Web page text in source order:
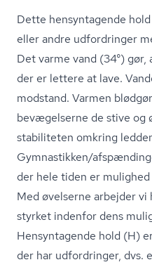
Dette hensyntagende
eller andre udfordringer
Det varme vand (34°)
der er lettere at lave.
modstand. Varmen
bevægelserne de stive og
stabiliteten omkring
Gymnastikken/
der hele tiden er
Med øvelserne arbejder
styrket indenfor dens
Hensyntagende hold (H)
der har udfordringer, dvs.